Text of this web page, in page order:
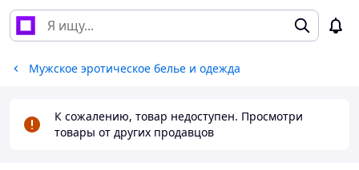
Мужское эротическое белье и одежда
К сожалению, товар недоступен. Просмотри
товары от других продавцов